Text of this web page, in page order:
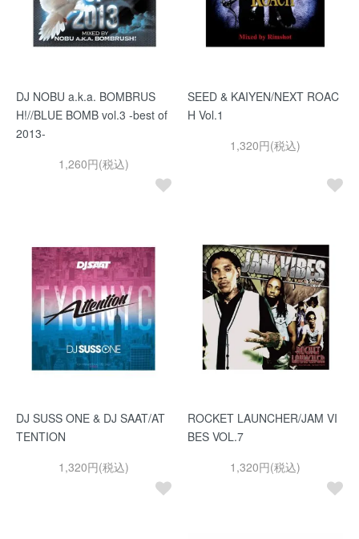
DJ NOBU a.k.a. BOMBRUS
H!//BLUE BOMB vol.3 -best of
2013-
1,260円(税込)
SEED & KAIYEN/NEXT ROAC
H Vol.1
1,320円(税込)
DJ SUSS ONE & DJ SAAT/AT
TENTION
1,320円(税込)
ROCKET LAUNCHER/JAM VI
BES VOL.7
1,320円(税込)